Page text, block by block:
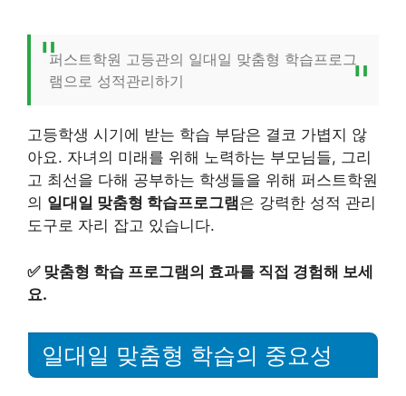
퍼스트학원 고등관의 일대일 맞춤형 학습프로그
램으로 성적관리하기
고등학생 시기에 받는 학습 부담은 결코 가볍지 않
아요. 자녀의 미래를 위해 노력하는 부모님들, 그리
고 최선을 다해 공부하는 학생들을 위해 퍼스트학원
의 일대일 맞춤형 학습프로그램은 강력한 성적 관리
도구로 자리 잡고 있습니다.
✅ 맞춤형 학습 프로그램의 효과를 직접 경험해 보세
요.
일대일 맞춤형 학습의 중요성